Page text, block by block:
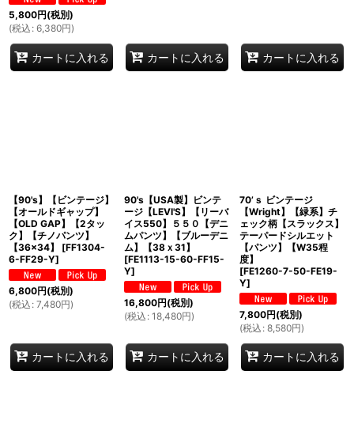
5,800円(税別)
(税込 : 6,380円)
カートに入れる カートに入れる カートに入れる
【90's】【ビンテージ】
【オールドギャップ】
【OLD GAP】【2タッ
ク】【チノパンツ】
【36×34】
[FF1304-
6-FF29-Y]
6,800円(税別)
(税込 : 7,480円)
カートに入れる
90's【USA製】ビンテ
ージ【LEVI'S】【リーバ
イス550】５５０【デニ
ムパンツ】【ブルーデニ
ム】【38ｘ31】
[FE1113-15-60-FF15-
Y]
16,800円(税別)
(税込 : 18,480円)
カートに入れる
70’ｓ ビンテージ
【Wright】【緑系】チ
ェック柄【スラックス】
テーパードシルエット
【パンツ】【W35程
度】
[FE1260-7-50-FE19-
Y]
7,800円(税別)
(税込 : 8,580円)
カートに入れる